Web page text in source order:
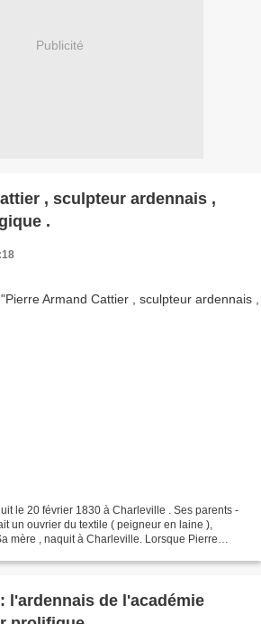
Publicité
, sculpteur ardennais ,
.
le 20 février 1830 à Charleville . Ses parents -
un ouvrier du textile ( peigneur en laine ),
mère , naquit à Charleville. Lorsque Pierre
l'ardennais de l'académie